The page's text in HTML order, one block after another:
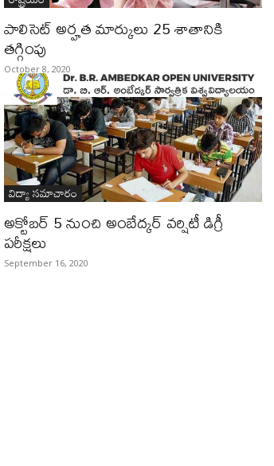
పాలిసెట్‌ అర్హత మార్కులు 25 శాతానికి
తగ్గింపు
October 8, 2020
విద్యా సమాచారం
అక్టోబర్ 5 నుంచి అంబేద్కర్ వర్షిటీ డిగ్రీ
పరీక్షలు
September 16, 2020